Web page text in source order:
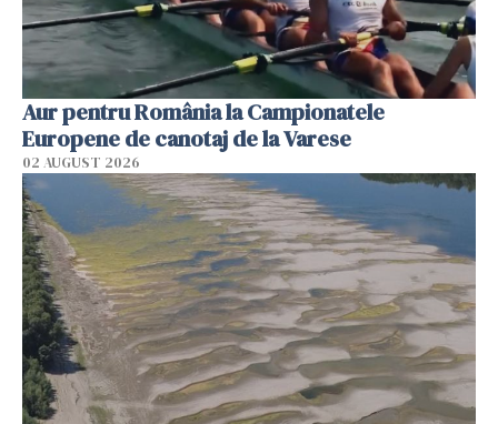
Aur pentru România la Campionatele
Europene de canotaj de la Varese
02 AUGUST 2026